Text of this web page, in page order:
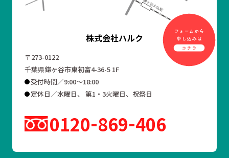
株式会社ハルク
〒273-0122
千葉県鎌ヶ谷市東初富4-36-5 1F
受付時間／9:00～18:00
定休日／水曜日、 第1・3火曜日、祝祭日
0120 869 406